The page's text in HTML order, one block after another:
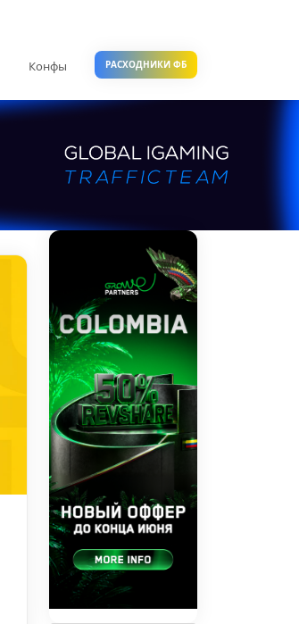
Конфы РАСХОДНИКИ ФБ